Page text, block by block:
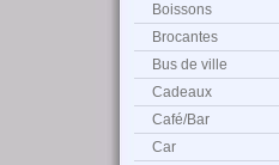
Boissons
Brocantes
Bus de ville
Cadeaux
Café/Bar
Car